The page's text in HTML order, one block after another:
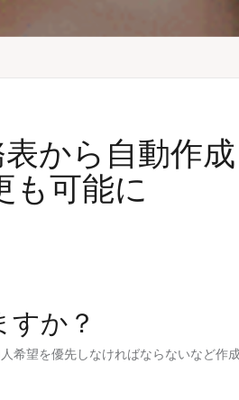
から自動作成
も可能に
か？
希望を優先しなければならないなど作